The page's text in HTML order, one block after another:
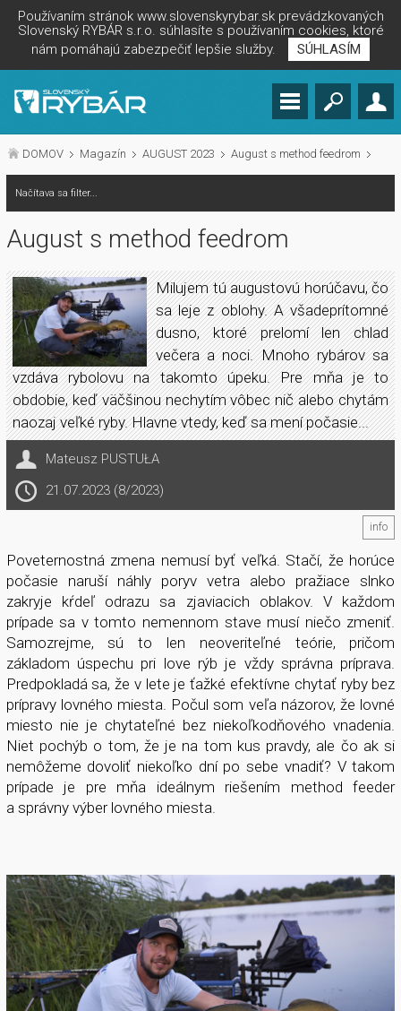
Používaním stránok www.slovenskyrybar.sk prevádzkovaných
Slovenský RYBÁR s.r.o. súhlasíte s používaním cookies, ktoré
nám pomáhajú zabezpečiť lepšie služby.
SÚHLASÍM
DOMOV Magazín AUGUST 2023 August s method feedrom
Načítava sa filter...
August s method feedrom
Milujem tú augustovú horúčavu, čo
sa leje z oblohy. A všadeprítomné
dusno, ktoré prelomí len chlad
večera a noci. Mnoho rybárov sa
vzdáva rybolovu na takomto úpeku. Pre mňa je to
obdobie, keď väčšinou nechytím vôbec nič alebo chytám
naozaj veľké ryby. Hlavne vtedy, keď sa mení počasie...
Mateusz PUSTUŁA
21.07.2023 (8/2023)
info
Poveternostná zmena nemusí byť veľká. Stačí, že horúce
počasie naruší náhly poryv vetra alebo pražiace slnko
zakryje kŕdeľ odrazu sa zjaviacich oblakov. V každom
prípade sa v tomto nemennom stave musí niečo zmeniť.
Samozrejme, sú to len neoveriteľné teórie, pričom
základom úspechu pri love rýb je vždy správna príprava.
Predpokladá sa, že v lete je ťažké efektívne chytať ryby bez
prípravy lovného miesta. Počul som veľa názorov, že lovné
miesto nie je chytateľné bez niekoľkodňového vnadenia.
Niet pochýb o tom, že je na tom kus pravdy, ale čo ak si
nemôžeme dovoliť niekoľko dní po sebe vnadiť? V takom
prípade je pre mňa ideálnym riešením method feeder
a správny výber lovného miesta.